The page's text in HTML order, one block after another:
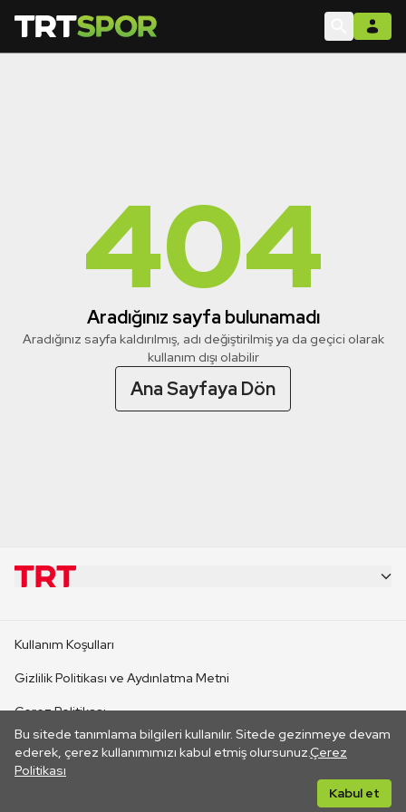
404
Aradığınız sayfa bulunamadı
Aradığınız sayfa kaldırılmış, adı değiştirilmiş ya da geçici olarak
kullanım dışı olabilir
Ana Sayfaya Dön
Bu sitede tanımlama bilgileri kullanılır. Sitede gezinmeye devam
ederek, çerez kullanımımızı kabul etmiş olursunuz.Çerez
Politikası
Kabul et
CANLI YAYINLAR
Kullanım Koşulları
Gizlilik Politikası ve Aydınlatma Metni
Çerez Politikası
İletişim
Her hakkı saklıdır. ©2026 TRT. Bağlantı yoluyla gidilen dış